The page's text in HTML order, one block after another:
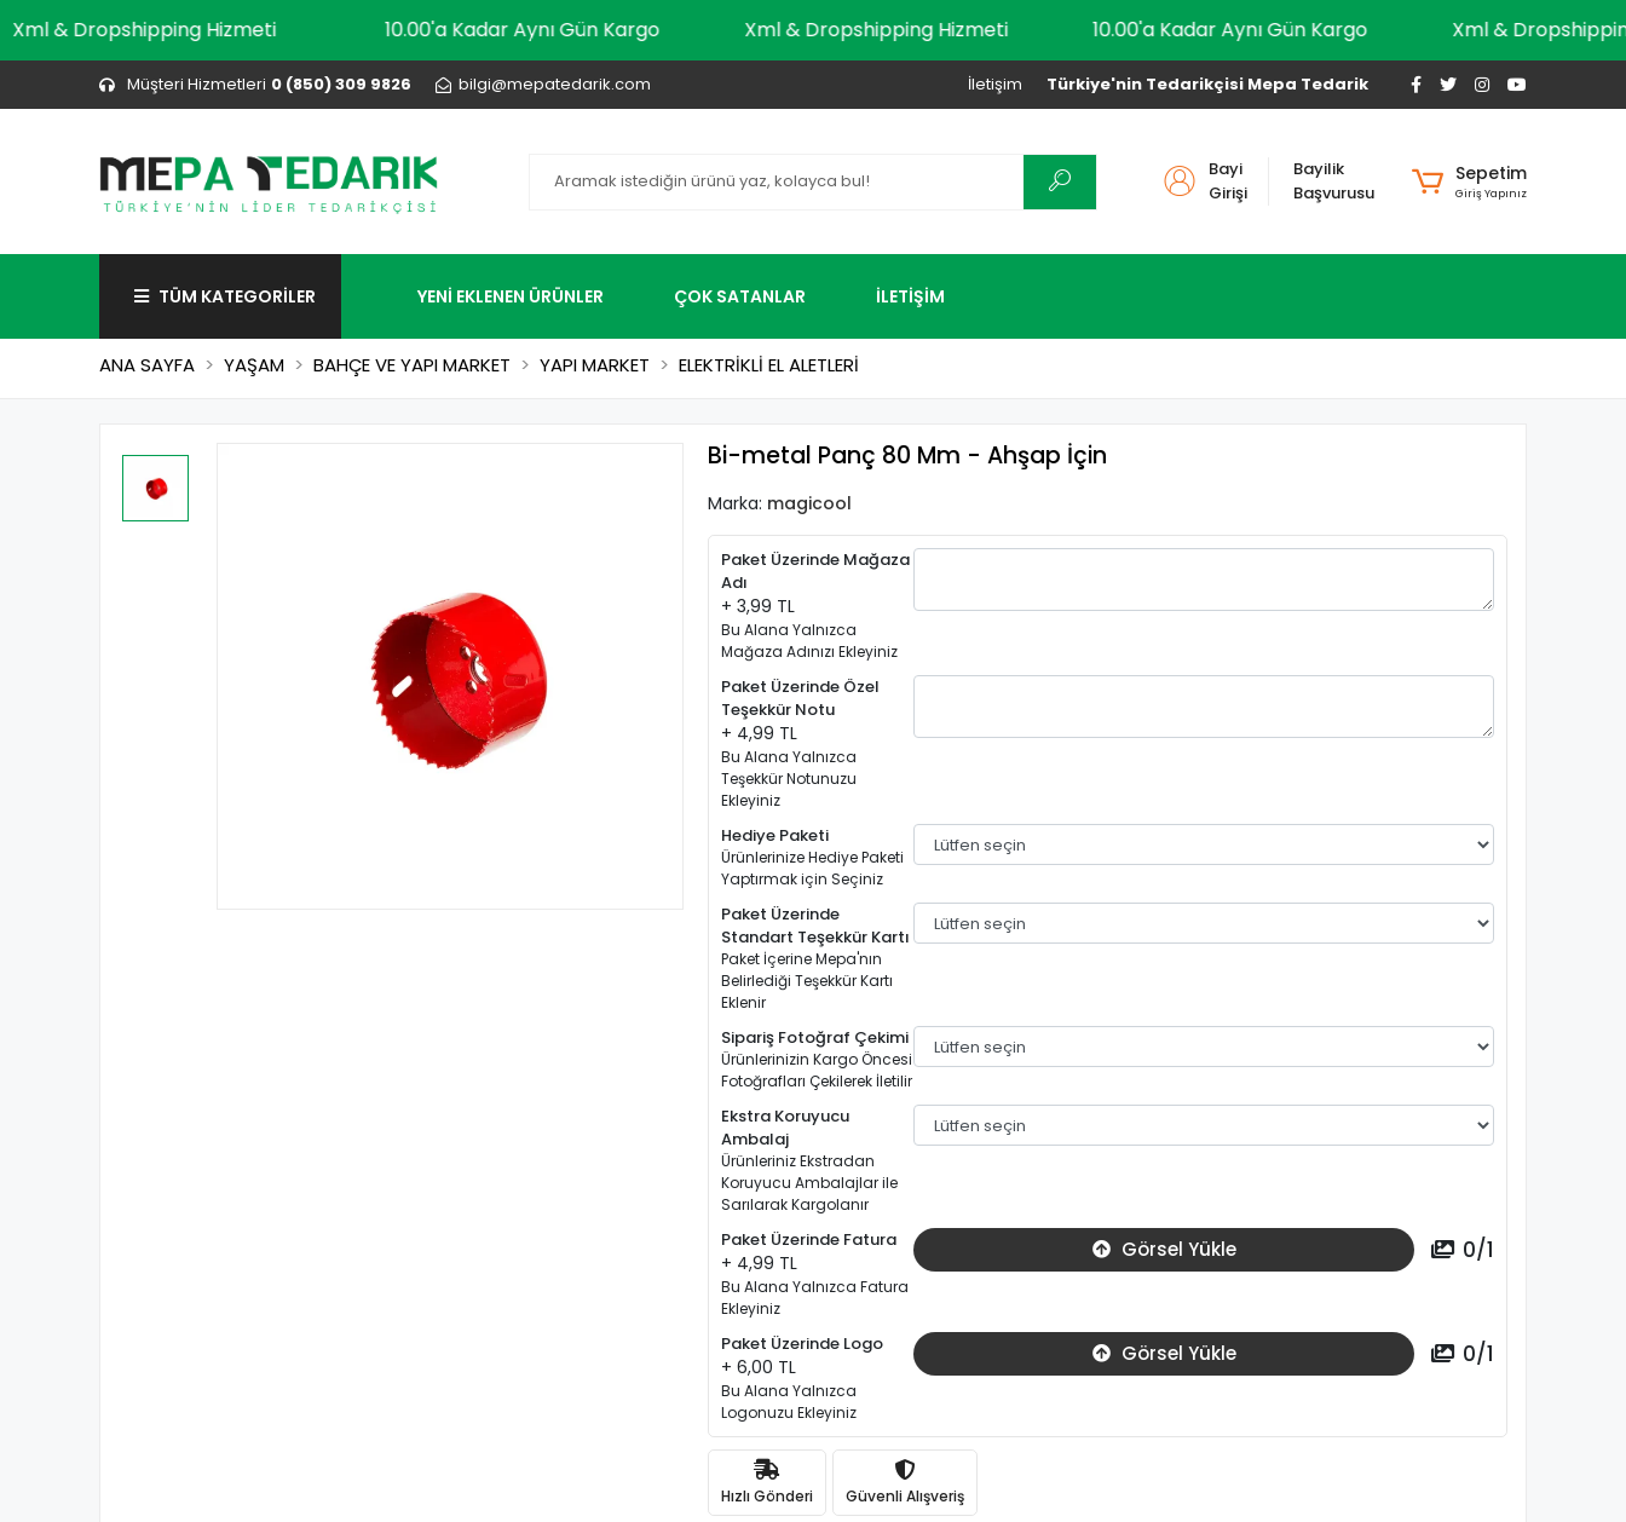
Xml & Dropshipping Hizmeti 10.00'a Kadar Aynı Gün Kargo Xml & Dropshipping Hizmeti 10.00'a Kadar Aynı Gün Kargo Xml &
Müşteri Hizmetleri 0 (850) 309 9826 bilgi@mepatedarik.com Türkiye'nin Tedarikçisi Mepa Tedarik
İletişim
Bayi
Girişi
Bayilik
Başvurusu
Sepetim
Giriş Yapınız
TÜM KATEGORİLER YENİ EKLENEN ÜRÜNLER ÇOK SATANLAR İLETİŞİM
ANA SAYFA YAŞAM BAHÇE VE YAPI MARKET YAPI MARKET ELEKTRİKLİ EL ALETLERİ
Bi-metal Panç 80 Mm - Ahşap İçin
Marka: magicool
Paket Üzerinde Mağaza
Adı
+ 3,99 TL
Bu Alana Yalnızca
Mağaza Adınızı Ekleyiniz
Paket Üzerinde Özel
Teşekkür Notu
+ 4,99 TL
Bu Alana Yalnızca
Teşekkür Notunuzu
Ekleyiniz
Hediye Paketi
Ürünlerinize Hediye Paketi
Yaptırmak için Seçiniz
Paket Üzerinde
Standart Teşekkür Kartı
Paket İçerine Mepa'nın
Belirlediği Teşekkür Kartı
Eklenir
Sipariş Fotoğraf Çekimi
Ürünlerinizin Kargo Öncesi
Fotoğrafları Çekilerek İletilir
Ekstra Koruyucu
Ambalaj
Ürünleriniz Ekstradan
Koruyucu Ambalajlar ile
Sarılarak Kargolanır
Paket Üzerinde Fatura
+ 4,99 TL
Bu Alana Yalnızca Fatura
Ekleyiniz
Görsel Yükle 0/1
Paket Üzerinde Logo
+ 6,00 TL
Bu Alana Yalnızca
Logonuzu Ekleyiniz
Görsel Yükle 0/1
Hızlı Gönderi Güvenli Alışveriş